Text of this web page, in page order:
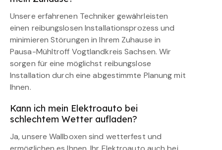
Unsere erfahrenen Techniker gewährleisten
einen reibungslosen Installationsprozess und
minimieren Störungen in Ihrem Zuhause in
Pausa-Mühltroff Vogtlandkreis Sachsen. Wir
sorgen für eine möglichst reibungslose
Installation durch eine abgestimmte Planung mit
Ihnen.
Kann ich mein Elektroauto bei
schlechtem Wetter aufladen?
Ja, unsere Wallboxen sind wetterfest und